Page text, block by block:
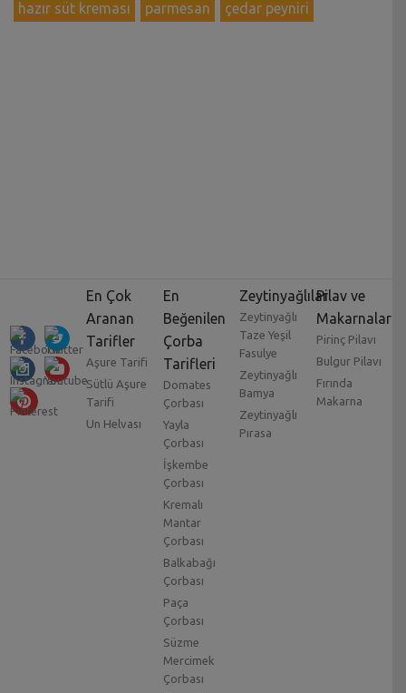
hazır süt kreması
parmesan çedar peyniri
En Çok
Aranan
Tarifler
Aşure Tarifi
Sütlü Aşure
Tarifi
Un Helvası
En
Beğenilen
Çorba
Tarifleri
Domates
Çorbası
Yayla
Çorbası
İşkembe
Çorbası
Kremalı
Mantar
Çorbası
Balkabağı
Çorbası
Paça
Çorbası
Süzme
Mercimek
Çorbası
Zeytinyağlılar
Zeytinyağlı
Taze Yeşil
Fasulye
Zeytinyağlı
Bamya
Zeytinyağlı
Pırasa
Pilav ve
Makarnalar
Pirinç Pilavı
Bulgur Pilavı
Fırında
Makarna